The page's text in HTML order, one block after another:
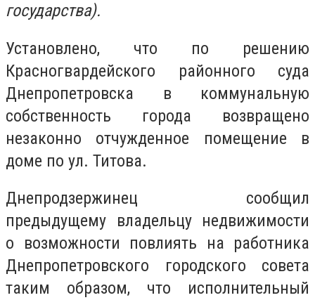
государства).
Установлено, что по решению
Красногвардейского районного суда
Днепропетровска в коммунальную
собственность города возвращено
незаконно отчужденное помещение в
доме по ул. Титова.
Днепродзержинец сообщил
предыдущему владельцу недвижимости
о возможности повлиять на работника
Днепропетровского городского совета
таким образом, что исполнительный